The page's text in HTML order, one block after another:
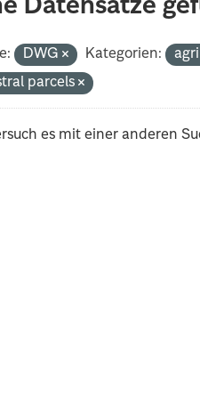
Datensätze
DWG Kategorien:
parcels
es mit einer anderen